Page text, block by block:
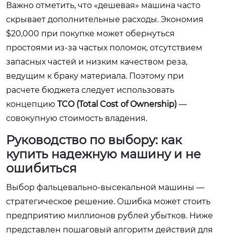
Важно отметить, что «дешевая» машина часто
скрывает дополнительные расходы. Экономия
$20,000 при покупке может обернуться
простоями из-за частых поломок, отсутствием
запасных частей и низким качеством реза,
ведущим к браку материала. Поэтому при
расчете бюджета следует использовать
концепцию TCO (Total Cost of Ownership) —
совокупную стоимость владения.
Руководство по выбору: как
купить надежную машину и не
ошибиться
Выбор фальцевально-высекальной машины —
стратегическое решение. Ошибка может стоить
предприятию миллионов рублей убытков. Ниже
представлен пошаговый алгоритм действий для